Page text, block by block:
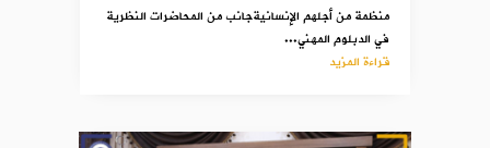
منظمة من أجلهم الإنسانيةجانب من المحاضرات النظرية
في الدبلوم المهني...
قراءة المزيد